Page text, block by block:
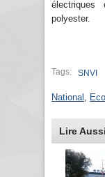
polyester.
Tags: SNVI
National
Lire Aussi